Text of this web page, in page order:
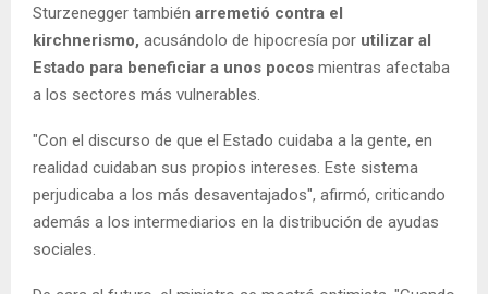
Sturzenegger también arremetió contra el
kirchnerismo, acusándolo de hipocresía por utilizar al
Estado para beneficiar a unos pocos mientras afectaba
a los sectores más vulnerables.
"Con el discurso de que el Estado cuidaba a la gente, en
realidad cuidaban sus propios intereses. Este sistema
perjudicaba a los más desaventajados", afirmó, criticando
además a los intermediarios en la distribución de ayudas
sociales.